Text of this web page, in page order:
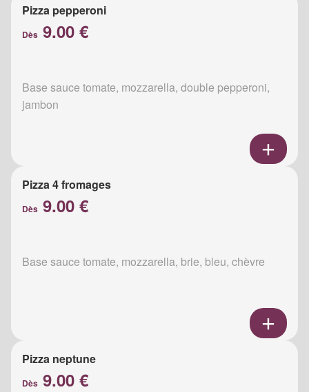
Pizza pepperoni
Dès 9.00 €
Base sauce tomate, mozzarella, double pepperoni,
jambon
Pizza 4 fromages
Dès 9.00 €
Base sauce tomate, mozzarella, brie, bleu, chèvre
Pizza neptune
Dès 9.00 €